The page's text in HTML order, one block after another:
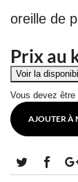
oreille de
Prix au
Vous devez
AJOUTER À